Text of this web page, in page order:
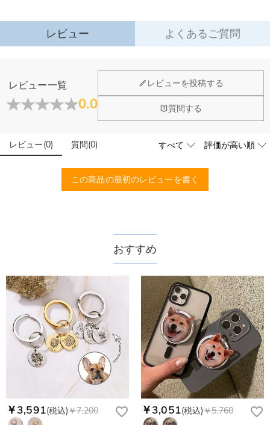
レビュー よくあるご質問
レビュー一覧
0.0
レビューを投稿する
質問する
レビュー(0) 質問(0)
この商品の最初のレビューを書く
ジュエリーについて
店頭や実店舗とかありますか？
店舗に費やす家賃や保険、人的労力等のコストを節約して、商
営しております。
輝きと高い硬度を誇る最高級品質グレード5Aのキューピッド
ジルコニアを使用しており、その中でも専門の職人によるカッ
トを施し、最上級位のスーパーキュービックジルコニアとなり
こちらの商品を身に付けると、肌が緑色に変色しま
いいえ、肌を緑色に変色させたのは真鍮や銅が含まれた製品で
送料は配送方法によって異なります。通常配送は送料が1,620
円で、11,700円以上で無料になります。速達配送は送料が
4,680円になります。ご注文金額が25,200以上なら速達配送も
無料となります。（一部離島や遠方へご発送の場合、中継料が
別途加算されます。）
注文した商品はいつ届きますか？
認してから制作となります。大量生産品ではなく、一つ一つ手
でお作りしており、予定作業時間は商品ページに記載しており
ます。そしてご購入の際にお選び頂いた「配送方法」の選択に
よって、お届け日数が異なります。詳細は配送についてまでご
確認ください。.
商品に納品書などの明細書は同梱されますか？
ご注文の納品書・領収書といった明細書は商品に同梱しており
ません。領収書発行をご希望の場合は、ご注文明細をメールに
てご確認ください。
商品を海外へ直接発送することは可能でしょうか。
はい、対応可能です。海外配送をご希望の場合は、カスタマー
サポートまで詳しい海外配送先情報をお送りください。配送先
の国・地域によって送料が異なります。また、海外配送の際は
受取人様に関税が発生する場合がございます。
返品・交換はできますか？
お客様が商品受け取り後、60日以内の未使用品の返品は可能で
す。受注生産品のため、返品は50%の返品手数料(材料費)が発
生致します。詳細はキャンセル/返品について
までご確認くだ
注文＆支払いについて
注文後に注文の内容を変更できますか？
もし注文確認メールをご確認後、注文内容に間違いでもありま
したら、至急カスタマーサポート【Eメール：
Drawelryからのメールが届きません。
おすすめ
￥3,591(税込)￥7,200 ￥3,051(税込)￥5,760